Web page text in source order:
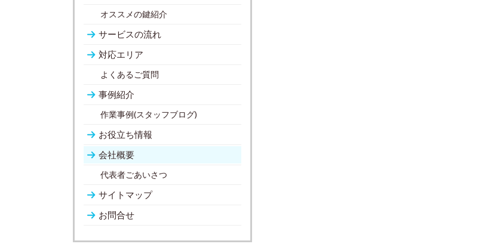
オススメの鍵紹介
サービスの流れ
対応エリア
よくあるご質問
事例紹介
作業事例(スタッフブログ)
お役立ち情報
会社概要
代表者ごあいさつ
サイトマップ
お問合せ